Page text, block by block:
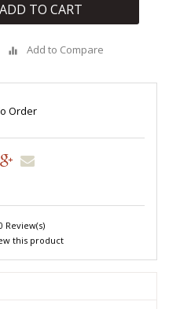
ADD TO CART
Add to Compare
Order
Review(s)
this product